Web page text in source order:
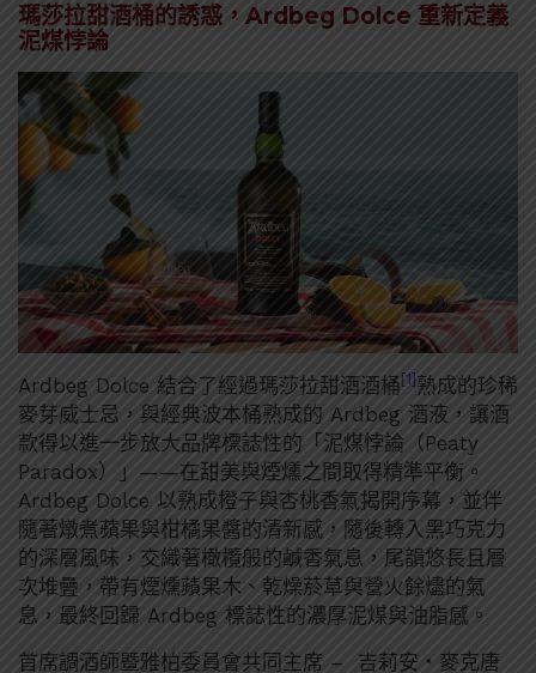
瑪莎拉甜酒桶的誘惑，Ardbeg Dolce 重新定義
泥煤悖論
Ardbeg Dolce 結合了經過瑪莎拉甜酒酒桶 [1] 熟成的珍稀
麥芽威士忌，與經典波本桶熟成的 Ardbeg 酒液，讓酒
款得以進一步放大品牌標誌性的「泥煤悖論（Peaty
Paradox）」——在甜美與煙燻之間取得精準平衡。
Ardbeg Dolce 以熟成橙子與杏桃香氣揭開序幕，並伴
隨著燉煮蘋果與柑橘果醬的清新感，隨後轉入黑巧克力
的深層風味，交織著橄欖般的鹹香氣息，尾韻悠長且層
次堆疊，帶有煙燻蘋果木、乾燥菸草與營火餘燼的氣
息，最終回歸 Ardbeg 標誌性的濃厚泥煤與油脂感。
首席調酒師暨雅柏委員會共同主席 – 吉莉安・麥克唐